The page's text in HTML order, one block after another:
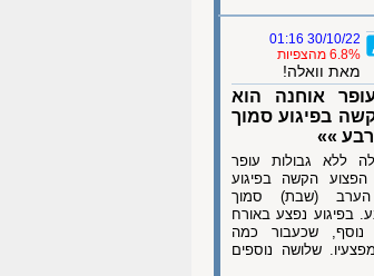
30/10/22 01:16
6.8% מהצפיות
מאת וואלה!
אוחנה הוא
בפיגוע סמוך
»»
ללא גבולות עופר
הפצוע הקשה בפיגוע
(שבת) סמוך
בפיגוע נפצע באורח
נוסף, שכעבור כמה
שלושה נוספים